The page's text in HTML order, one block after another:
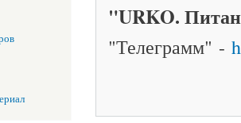
"URKO.
"Телеграмм" -